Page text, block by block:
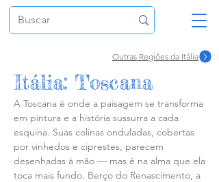
Outras Regiões da Itália
Itália: Toscana
A Toscana é onde a paisagem se transforma
em pintura e a história sussurra a cada
esquina. Suas colinas onduladas, cobertas
por vinhedos e ciprestes, parecem
desenhadas à mão — mas é na alma que ela
toca mais fundo. Berço do Renascimento, a